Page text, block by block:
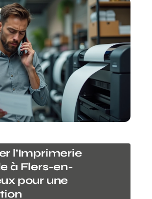
l’Imprimerie
à Flers-en-
pour une